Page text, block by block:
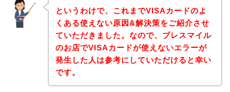
というわけで、これまでVISAカードのよ
くある使えない原因&解決策をご紹介させ
ていただきました。なので、ブレスマイル
のお店でVISAカードが使えないエラーが
発生した人は参考にしていただけると幸い
です。